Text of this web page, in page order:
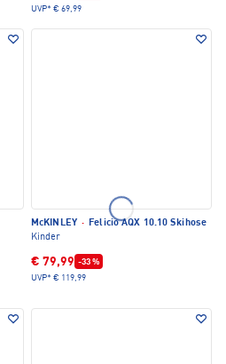
UVP* € 69,99
McKINLEY · Felicio AQX 10.10 Skihose
Kinder
€ 79,99 -33 %
UVP* € 119,99